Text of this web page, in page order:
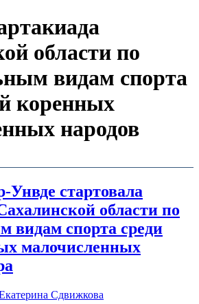
области по
видам спорта
коренных
народов
Унвде стартовала
области по
видам спорта среди
малочисленных
Сдвижкова